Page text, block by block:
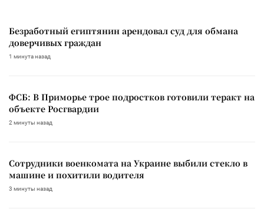
Безработный египтянин арендовал суд для обмана
доверчивых граждан
1 минута назад
ФСБ: В Приморье трое подростков готовили теракт на
объекте Росгвардии
2 минуты назад
Сотрудники военкомата на Украине выбили стекло в
машине и похитили водителя
3 минуты назад